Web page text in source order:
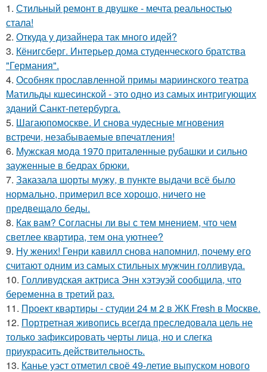
1. Стильный ремонт в двушке - мечта реальностью
стала!
2. Откуда у дизайнера так много идей?
3. Кёнигсберг. Интерьер дома студенческого братства
"Германия".
4. Особняк прославленной примы мариинского театра
Матильды кшесинской - это одно из самых интригующих
зданий Санкт-петербурга.
5. Шагаюпомоскве. И снова чудесные мгновения
встречи, незабываемые впечатления!
6. Мужская мода 1970 приталенные рубашки и сильно
зауженные в бедрах брюки.
7. Заказала шорты мужу, в пункте выдачи всё было
нормально, примерил все хорошо, ничего не
предвещало беды.
8. Как вам? Согласны ли вы с тем мнением, что чем
светлее квартира, тем она уютнее?
9. Ну жених! Генри кавилл снова напомнил, почему его
считают одним из самых стильных мужчин голливуда.
10. Голливудская актриса Энн хэтэуэй сообщила, что
беременна в третий раз.
11. Проект квартиры - студии 24 м 2 в ЖК Fresh в Москве.
12. Портретная живопись всегда преследовала цель не
только зафиксировать черты лица, но и слегка
приукрасить действительность.
13. Канье уэст отметил своё 49-летие выпуском нового